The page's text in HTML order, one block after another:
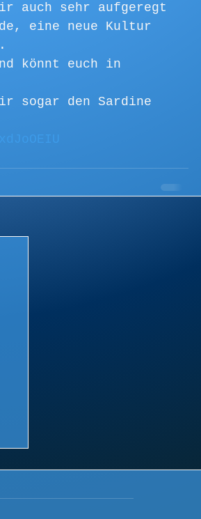
auch sehr aufgeregt
eine neue Kultur
könnt euch in
sogar den Sardine